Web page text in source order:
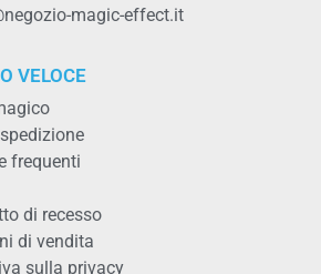
magic-effect.it
VELOCE
frequenti
di recesso
di vendita
sulla privacy